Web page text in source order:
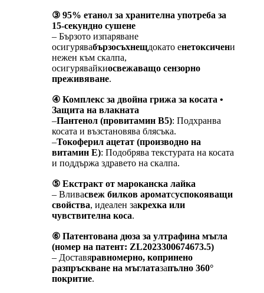
③ 95% етанол за хранителна употреба за
15-секундно сушене
– Бързото изпаряване
осигурявабързосъхнещдокато енетоксичени
нежен към скалпа,
осигурявайкиосвежаващо сензорно
преживяване.
④ Комплекс за двойна грижа за косата •
Защита на влакната
–Пантенол (провитамин B5): Подхранва
косата и възстановява блясъка.
–Токоферил ацетат (производно на
витамин Е): Подобрява текстурата на косата
и поддържа здравето на скалпа.
⑤ Екстракт от мароканска лайка
– Вливасвеж билков ароматсуспокояващи
свойства, идеален закрехка или
чувствителна коса.
⑥ Патентована дюза за ултрафина мъгла
(номер на патент: ZL2023300674673.5)
– Доставяравномерно, копринено
разпръскване на мъглатазапълно 360°
покритие.